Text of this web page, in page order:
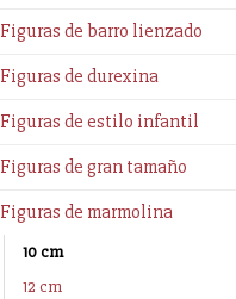
Figuras de barro lienzado
Figuras de durexina
Figuras de estilo infantil
Figuras de gran tamaño
Figuras de marmolina
10 cm
12 cm